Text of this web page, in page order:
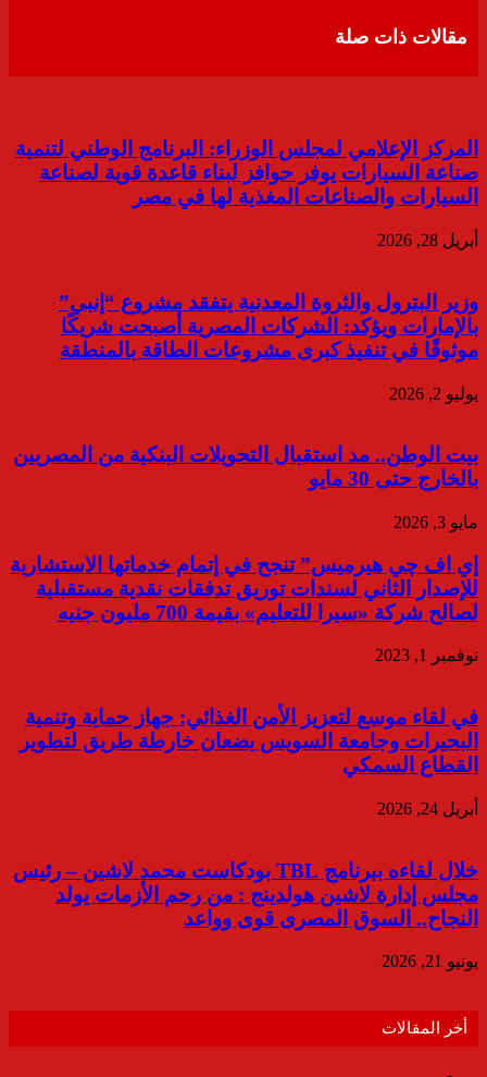
مقالات ذات صلة
المركز الإعلامي لمجلس الوزراء: البرنامج الوطني لتنمية
صناعة السيارات يوفر حوافز لبناء قاعدة قوية لصناعة
السيارات والصناعات المغذية لها في مصر
أبريل 28, 2026
وزير البترول والثروة المعدنية يتفقد مشروع “إنبي”
بالإمارات ويؤكد: الشركات المصرية أصبحت شريكًا
موثوقًا في تنفيذ كبرى مشروعات الطاقة بالمنطقة
يوليو 2, 2026
بيت الوطن.. مد استقبال التحويلات البنكية من المصريين
بالخارج حتى 30 مايو
مايو 3, 2026
إي اف چي هيرميس” تنجح في إتمام خدماتها الاستشارية
للإصدار الثاني لسندات توريق تدفقات نقدية مستقبلية
لصالح شركة «سيرا للتعليم» بقيمة 700 مليون جنيه
نوفمبر 1, 2023
في لقاء موسع لتعزيز الأمن الغذائي: جهاز حماية وتنمية
البحيرات وجامعة السويس يضعان خارطة طريق لتطوير
القطاع السمكي
أبريل 24, 2026
خلال لقاءه ببرنامج TBL بودكاست محمد لاشين – رئيس
مجلس إدارة لاشين هولدينج : من رحم الأزمات يولد
النجاح.. السوق المصرى قوى وواعد
يونيو 21, 2026
أخر المقالات